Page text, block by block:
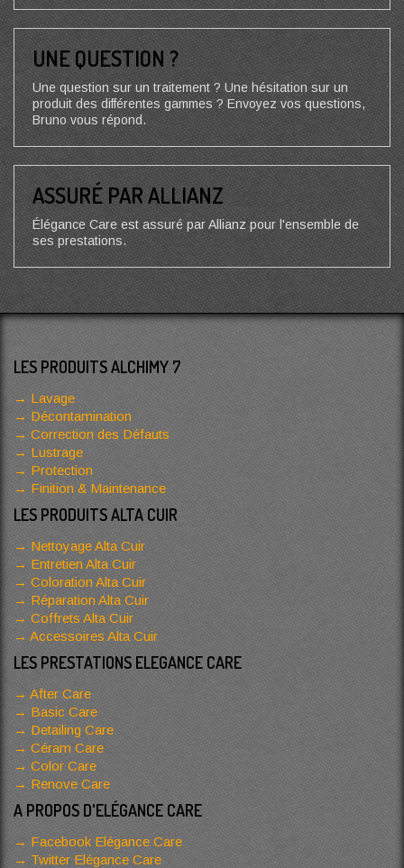
UNE QUESTION ?
Une question sur un traitement ? Une hésitation sur un
produit des différentes gammes ? Envoyez vos questions,
Bruno vous répond.
ASSURÉ PAR ALLIANZ
Élégance Care est assuré par Allianz pour l'ensemble de
ses prestations.
LES PRODUITS ALCHIMY 7
Lavage
Décontamination
Correction des Défauts
Lustrage
Protection
Finition & Maintenance
LES PRODUITS ALTA CUIR
Nettoyage Alta Cuir
Entretien Alta Cuir
Coloration Alta Cuir
Réparation Alta Cuir
Coffrets Alta Cuir
Accessoires Alta Cuir
LES PRESTATIONS ELEGANCE CARE
After Care
Basic Care
Detailing Care
Céram Care
Color Care
Renove Care
A PROPOS D'ELÉGANCE CARE
Facebook Elégance Care
Twitter Elégance Care